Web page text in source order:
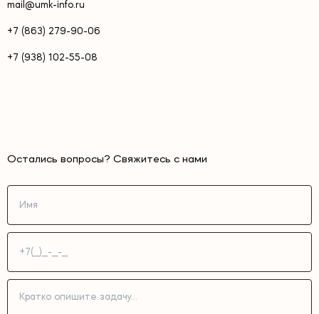
mail@umk-info.ru
+7 (863) 279-90-06
+7 (938) 102-55-08
Остались вопросы? Свяжитесь с нами